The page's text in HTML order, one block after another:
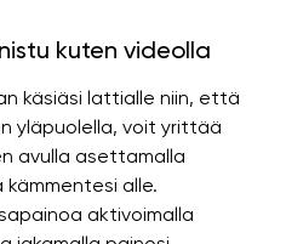
kuten videolla
käsiäsi lattialle niin, että
yläpuolella, voit yrittää
avulla asettamalla
alle.
aktivoimalla